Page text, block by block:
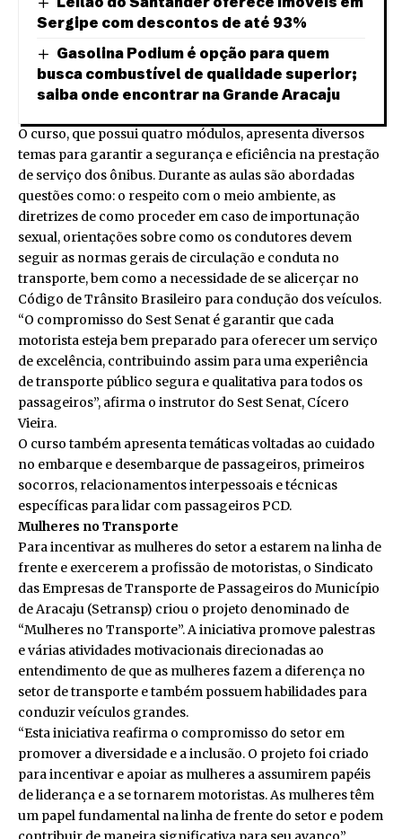
Sergipe com descontos de até 93%
Gasolina Podium é opção para quem
busca combustível de qualidade superior;
saiba onde encontrar na Grande Aracaju
O curso, que possui quatro módulos, apresenta diversos
temas para garantir a segurança e eficiência na prestação
de serviço dos ônibus. Durante as aulas são abordadas
questões como: o respeito com o meio ambiente, as
diretrizes de como proceder em caso de importunação
sexual, orientações sobre como os condutores devem
seguir as normas gerais de circulação e conduta no
transporte, bem como a necessidade de se alicerçar no
Código de Trânsito Brasileiro para condução dos veículos.
“O compromisso do Sest Senat é garantir que cada
motorista esteja bem preparado para oferecer um serviço
de excelência, contribuindo assim para uma experiência
de transporte público segura e qualitativa para todos os
passageiros”, afirma o instrutor do Sest Senat, Cícero
Vieira.
O curso também apresenta temáticas voltadas ao cuidado
no embarque e desembarque de passageiros, primeiros
socorros, relacionamentos interpessoais e técnicas
específicas para lidar com passageiros PCD.
Mulheres no Transporte
Para incentivar as mulheres do setor a estarem na linha de
frente e exercerem a profissão de motoristas, o Sindicato
das Empresas de Transporte de Passageiros do Município
de Aracaju (Setransp) criou o projeto denominado de
“Mulheres no Transporte”. A iniciativa promove palestras
e várias atividades motivacionais direcionadas ao
entendimento de que as mulheres fazem a diferença no
setor de transporte e também possuem habilidades para
conduzir veículos grandes.
“Esta iniciativa reafirma o compromisso do setor em
promover a diversidade e a inclusão. O projeto foi criado
para incentivar e apoiar as mulheres a assumirem papéis
de liderança e a se tornarem motoristas. As mulheres têm
um papel fundamental na linha de frente do setor e podem